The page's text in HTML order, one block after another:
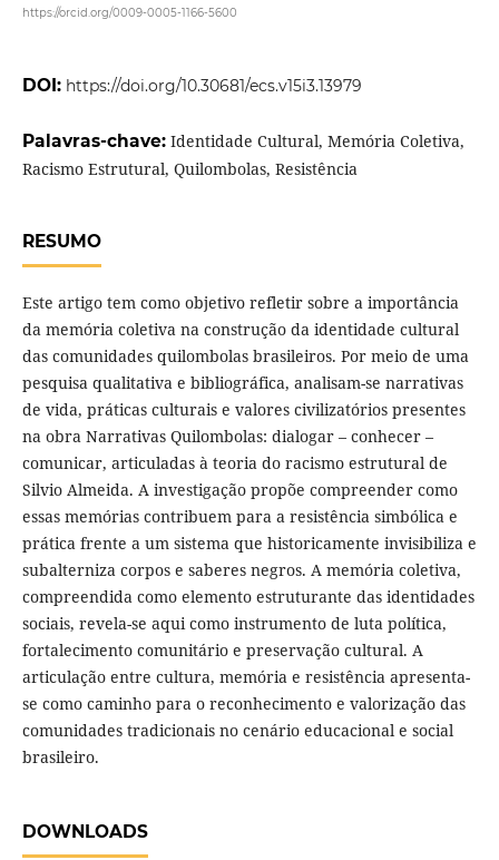
https://orcid.org/0009-0005-1166-5600
DOI: https://doi.org/10.30681/ecs.v15i3.13979
Palavras-chave: Identidade Cultural, Memória Coletiva,
Racismo Estrutural, Quilombolas, Resistência
RESUMO
Este artigo tem como objetivo refletir sobre a importância
da memória coletiva na construção da identidade cultural
das comunidades quilombolas brasileiros. Por meio de uma
pesquisa qualitativa e bibliográfica, analisam-se narrativas
de vida, práticas culturais e valores civilizatórios presentes
na obra Narrativas Quilombolas: dialogar – conhecer –
comunicar, articuladas à teoria do racismo estrutural de
Silvio Almeida. A investigação propõe compreender como
essas memórias contribuem para a resistência simbólica e
prática frente a um sistema que historicamente invisibiliza e
subalterniza corpos e saberes negros. A memória coletiva,
compreendida como elemento estruturante das identidades
sociais, revela-se aqui como instrumento de luta política,
fortalecimento comunitário e preservação cultural. A
articulação entre cultura, memória e resistência apresenta-
se como caminho para o reconhecimento e valorização das
comunidades tradicionais no cenário educacional e social
brasileiro.
DOWNLOADS